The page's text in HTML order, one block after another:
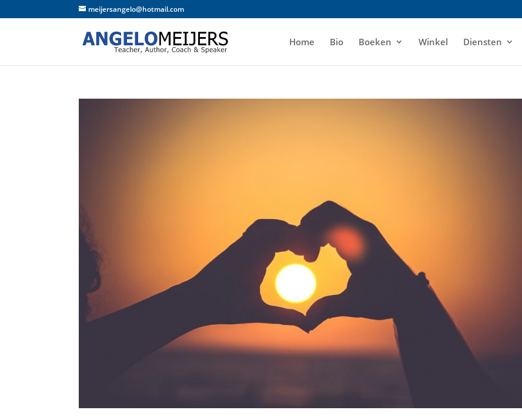
meijersangelo@hotmail.com
Home Bio Boeken Winkel Diensten